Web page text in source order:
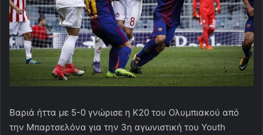
Βαριά ήττα με 5-0 γνώρισε η Κ20 του Ολυμπιακού από
την Μπαρτσελόνα για την 3η αγωνιστική του Youth